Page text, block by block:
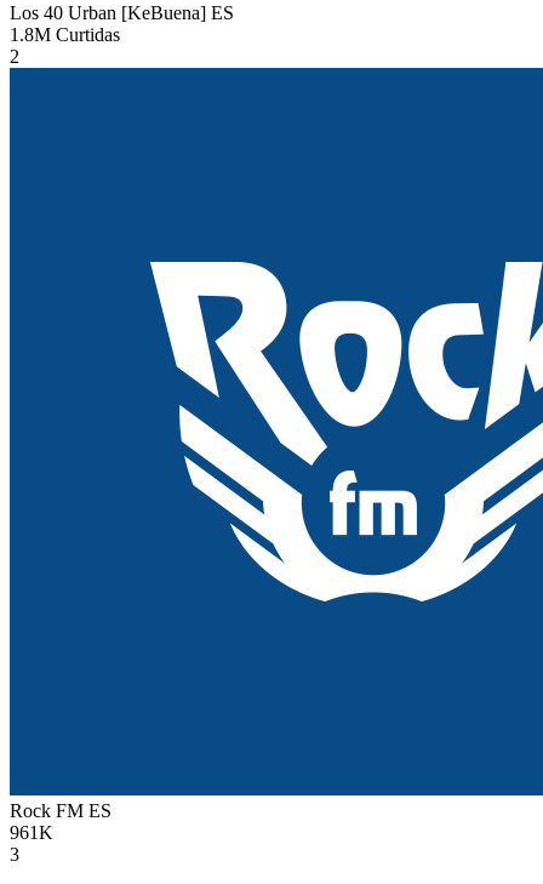
Los 40 Urban [KeBuena] ES
1.8M Curtidas
2
Rock FM ES
961K
3